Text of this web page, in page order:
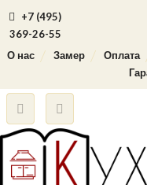
+7 (495)
369-26-55
О нас
Замер Оплата